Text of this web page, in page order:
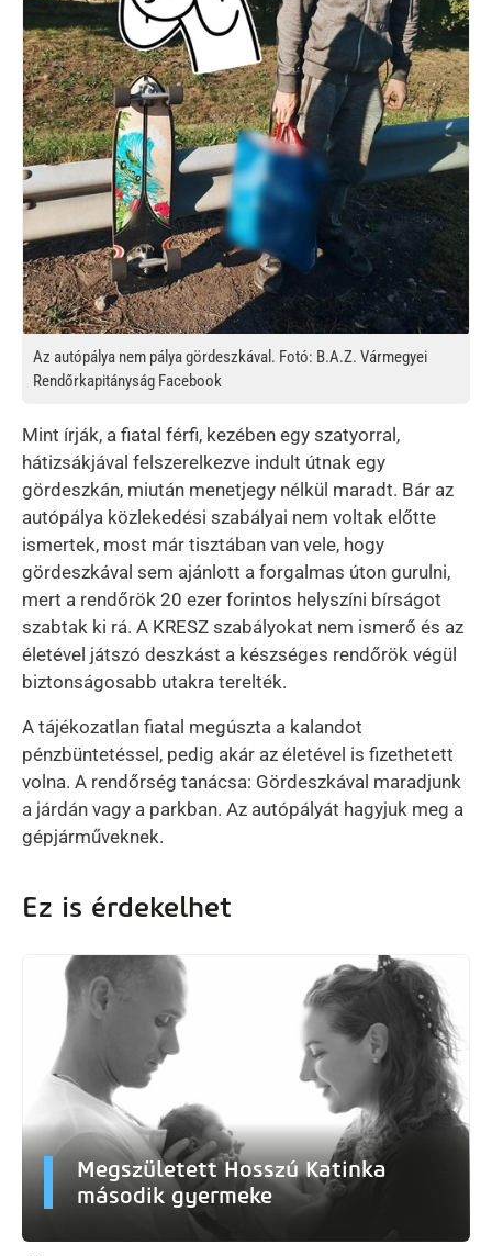
Az autópálya nem pálya gördeszkával. Fotó: B.A.Z. Vármegyei
Rendőrkapitányság Facebook
Mint írják, a fiatal férfi, kezében egy szatyorral,
hátizsákjával felszerelkezve indult útnak egy
gördeszkán, miután menetjegy nélkül maradt. Bár az
autópálya közlekedési szabályai nem voltak előtte
ismertek, most már tisztában van vele, hogy
gördeszkával sem ajánlott a forgalmas úton gurulni,
mert a rendőrök 20 ezer forintos helyszíni bírságot
szabtak ki rá. A KRESZ szabályokat nem ismerő és az
életével játszó deszkást a készséges rendőrök végül
biztonságosabb utakra terelték.
A tájékozatlan fiatal megúszta a kalandot
pénzbüntetéssel, pedig akár az életével is fizethetett
volna. A rendőrség tanácsa: Gördeszkával maradjunk
a járdán vagy a parkban. Az autópályát hagyjuk meg a
gépjárműveknek.
Ez is érdekelhet
Megszületett Hosszú Katinka
második gyermeke